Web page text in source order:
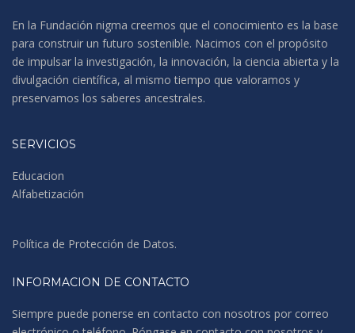
En la Fundación nigma creemos que el conocimiento es la base
para construir un futuro sostenible. Nacimos con el propósito
de impulsar la investigación, la innovación, la ciencia abierta y la
divulgación científica, al mismo tiempo que valoramos y
preservamos los saberes ancestrales.
SERVICIOS
Educacion
Alfabetización
Política de Protección de Datos.
INFORMACION DE CONTACTO
Siempre puede ponerse en contacto con nosotros por correo